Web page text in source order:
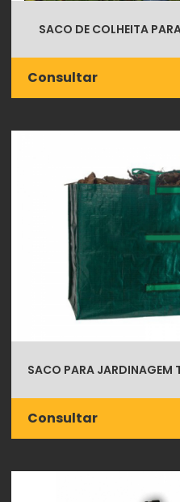
SACO DE COLHEITA
Consultar
SACO PARA
Consultar